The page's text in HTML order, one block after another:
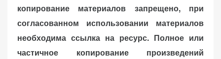
копирование материалов запрещено, при
согласованном использовании материалов
необходима ссылка на ресурс. Полное или
частичное копирование произведений